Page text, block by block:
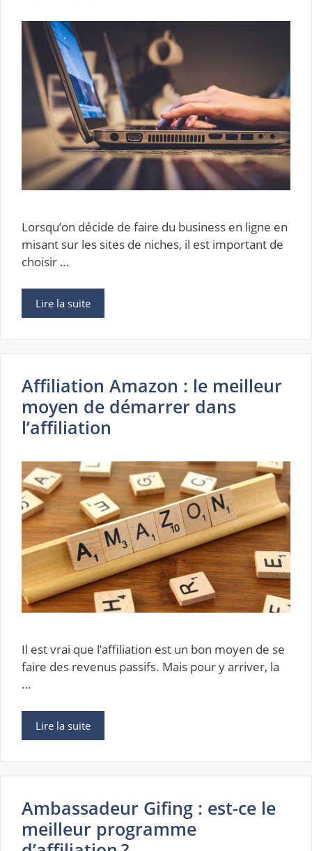
Lorsqu’on décide de faire du business en ligne en
misant sur les sites de niches, il est important de
choisir …
Lire la suite
Affiliation Amazon : le meilleur
moyen de démarrer dans
l’affiliation
Il est vrai que l’affiliation est un bon moyen de se
faire des revenus passifs. Mais pour y arriver, la
…
Lire la suite
Ambassadeur Gifing : est-ce le
meilleur programme